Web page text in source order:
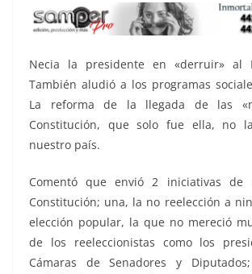
Necia la presidente en «derruir» al
También aludió a los programas
La reforma de la llegada de las
Constitución, que solo fue ella, no
nuestro país.
Comentó que envió 2 iniciativas de
Constitución; una, la no reelección a
elección popular, la que no mereció
de los reeleccionistas como los
Cámaras de Senadores y